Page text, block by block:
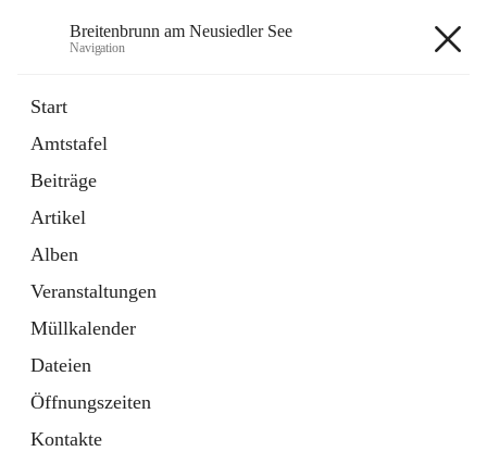
Breitenbrunn am Neusiedler See
Navigation
Start
Amtstafel
Beiträge
Artikel
Alben
Veranstaltungen
Müllkalender
Dateien
Öffnungszeiten
Kontakte
18 Schnellzugriffe
Gemeindeservice